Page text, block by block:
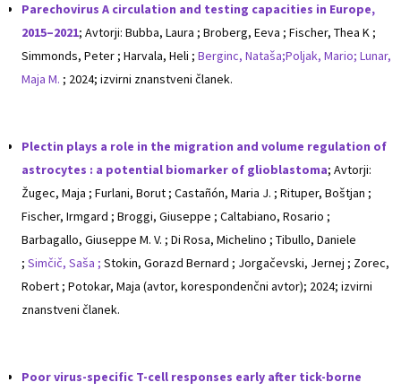
Parechovirus A circulation and testing capacities in Europe,
2015–2021; Avtorji: Bubba, Laura ; Broberg, Eeva ; Fischer, Thea K ;
Simmonds, Peter ; Harvala, Heli ; Berginc, Nataša;Poljak, Mario; Lunar,
Maja M. ; 2024; izvirni znanstveni članek.
Plectin plays a role in the migration and volume regulation of
astrocytes : a potential biomarker of glioblastoma; Avtorji:
Žugec, Maja ; Furlani, Borut ; Castañón, Maria J. ; Rituper, Boštjan ;
Fischer, Irmgard ; Broggi, Giuseppe ; Caltabiano, Rosario ;
Barbagallo, Giuseppe M. V. ; Di Rosa, Michelino ; Tibullo, Daniele
; Simčič, Saša ; Stokin, Gorazd Bernard ; Jorgačevski, Jernej ; Zorec,
Robert ; Potokar, Maja (avtor, korespondenčni avtor); 2024; izvirni
znanstveni članek.
Poor virus-specific T-cell responses early after tick-borne